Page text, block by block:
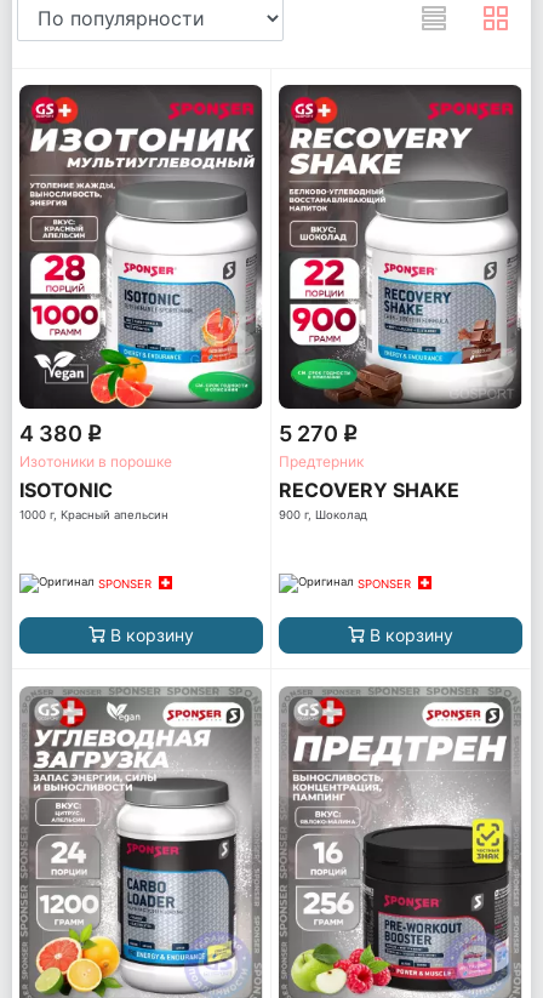
4 380 q
Изотоники в порошке
ISOTONIC
1000 г, Красный апельсин
SPONSER
В корзину
5 270 q
Предтерник
RECOVERY SHAKE
900 г, Шоколад
SPONSER
В корзину